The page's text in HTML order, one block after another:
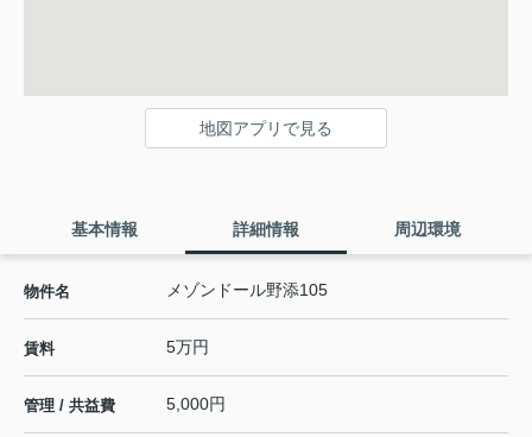
地図アプリで見る
基本情報 詳細情報 周辺環境
物件名 メゾンドール野添105
賃料 5万円
管理 / 共益費 5,000円